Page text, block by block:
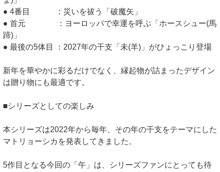
● 4番目 ：災いを祓う「破魔矢」
● 首元 ：ヨーロッパで幸運を呼ぶ「ホースシュー(馬
蹄)」
● 最後の5体目 ：2027年の干支「未(羊)」がひょっこり登場
新年を華やかに彩るだけでなく、縁起物が詰まったデザイン
は贈り物にも最適です。
■シリーズとしての楽しみ
本シリーズは2022年から毎年、その年の干支をテーマにした
マトリョーシカを発表してきました。
5作目となる今回の「午」は、シリーズファンにとっても待